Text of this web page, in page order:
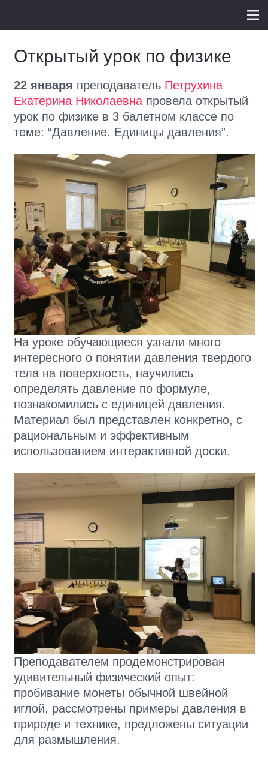
Открытый урок по физике
22 января преподаватель Петрухина
Екатерина Николаевнапровела открытый
урок по физике в 3 балетном классе по
теме: “Давление. Единицы давления”.
На уроке обучающиеся узнали много
интересного о понятии давления твердого
тела на поверхность, научились
определять давление по формуле,
познакомились с единицей давления.
Материал был представлен конкретно, с
рациональным и эффективным
использованием интерактивной доски.
Преподавателем продемонстрирован
удивительный физический опыт:
пробивание монеты обычной швейной
иглой, рассмотрены примеры давления в
природе и технике, предложены ситуации
для размышления.